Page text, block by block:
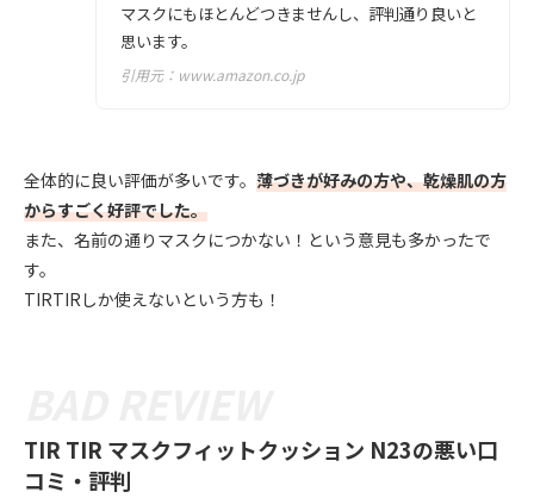
マスクにもほとんどつきませんし、評判通り良いと
思います。
引用元： www.amazon.co.jp
全体的に良い評価が多いです。 薄づきが好みの方や、乾燥肌の方
からすごく好評でした。
また、名前の通りマスクにつかない！という意見も多かったで
す。
TIRTIRしか使えないという方も！
TIR TIR マスクフィットクッション N23の悪い口
コミ・評判